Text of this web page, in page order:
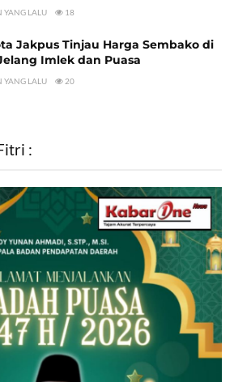
YANG LALU 18
Jakpus Tinjau Harga Sembako di
Imlek dan Puasa
YANG LALU 20
: